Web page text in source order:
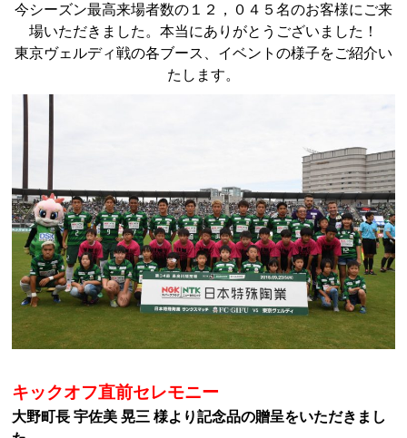
今シーズン最高来場者数の１２，０４５名のお客様にご来
場いただきました。本当にありがとうございました！
東京ヴェルディ戦の各ブース、イベントの様子をご紹介い
たします。
キックオフ直前セレモニー
大野町長 宇佐美 晃三 様より記念品の贈呈をいただきまし